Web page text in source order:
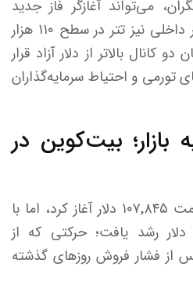
می‌تواند آغازگر فاز جدید
صعودی تلقی شود. در بازار داخلی نیز تتر در سطح ۱۱۰ هزار
کانال بالاتر از دلار آزاد قرار
تورمی و احتیاط سرمایه‌گذاران
بازار؛ بیت‌کوین در
بیت‌کوین روز خود را با قیمت ۱۰۷٬۸۴۵ دلار آغاز کرد، اما با
افزایش تقاضا تا ۱۱۱٬۴۰۰ دلار رشد یافت؛ حرکتی که از
از فشار فروش روز‌های گذشته